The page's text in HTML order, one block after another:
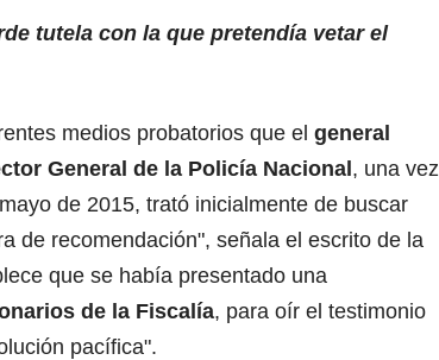
tutela con la que pretendía vetar el
medios probatorios que el general
General de la Policía Nacional, una vez
de 2015, trató inicialmente de buscar
de recomendación", señala el escrito de la
que se había presentado una
de la Fiscalía, para oír el testimonio
pacífica".